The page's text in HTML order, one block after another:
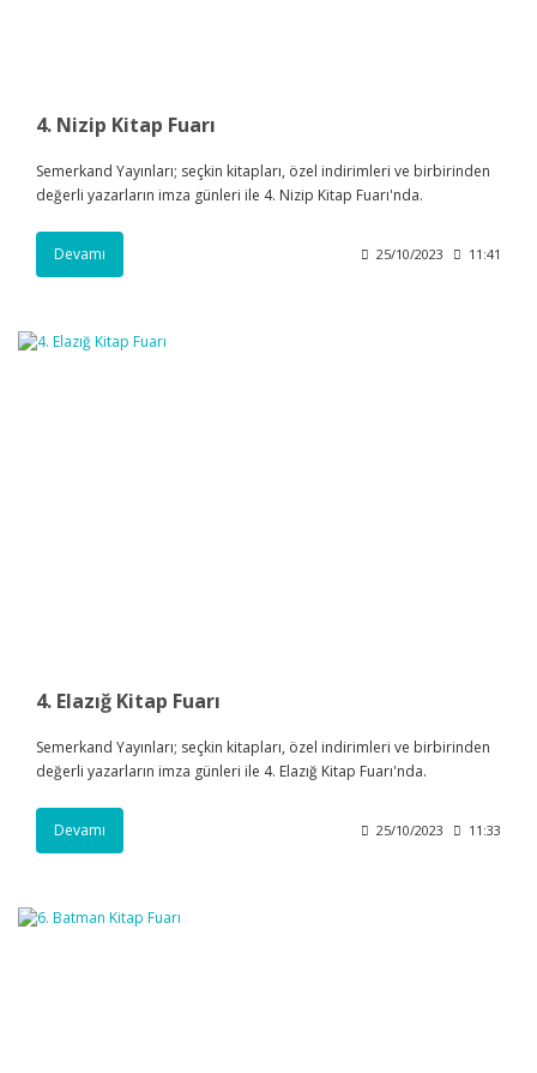
4. Nizip Kitap Fuarı
Semerkand Yayınları; seçkin kitapları, özel indirimleri ve birbirinden
değerli yazarların imza günleri ile 4. Nizip Kitap Fuarı'nda.
Devamı 25/10/2023 11:41
4. Elazığ Kitap Fuarı
Semerkand Yayınları; seçkin kitapları, özel indirimleri ve birbirinden
değerli yazarların imza günleri ile 4. Elazığ Kitap Fuarı'nda.
Devamı 25/10/2023 11:33